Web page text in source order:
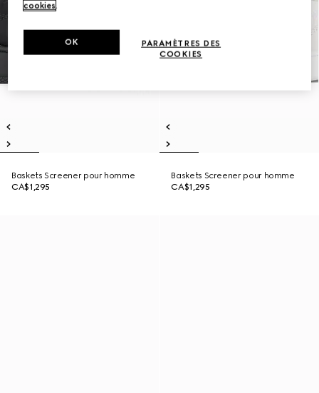
Baskets Screener pour homme
CA$1,295
Baskets Screener pour homme
CA$1,295
cookies.
PARAMÈTRES DES
COOKIES
OK